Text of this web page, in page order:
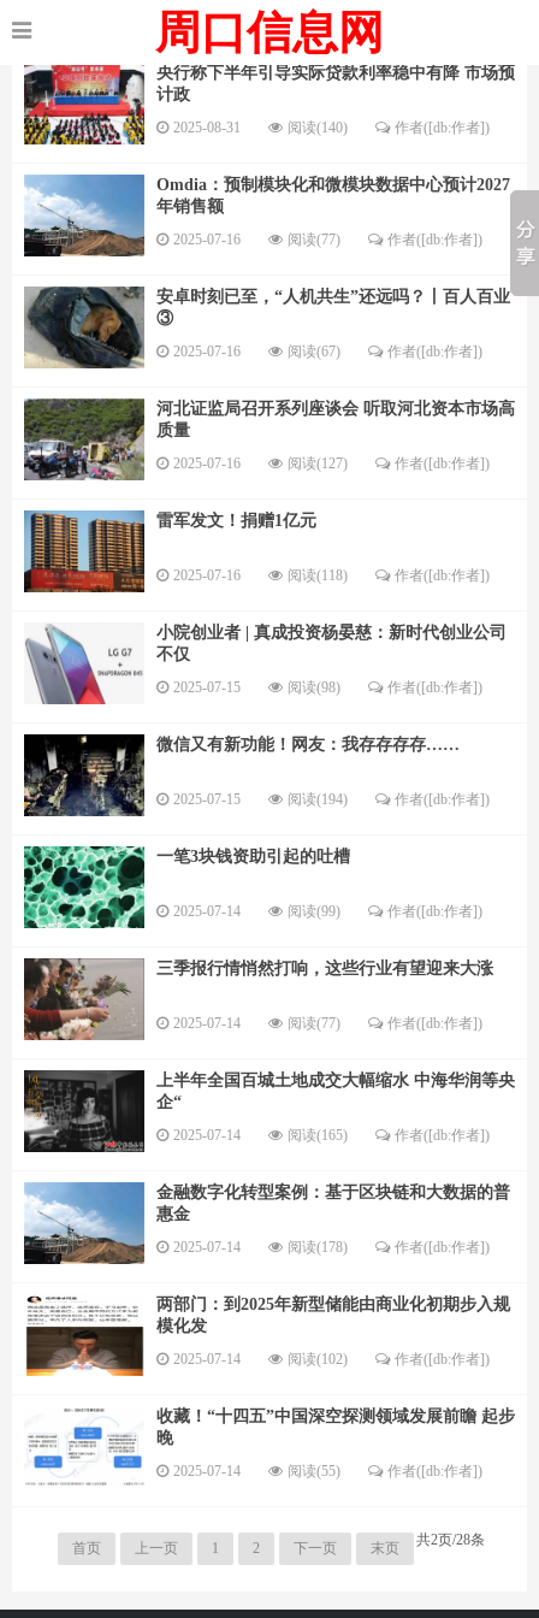
周口信息网
央行称下半年引导实际贷款利率稳中有降 市场预
计政
2025-08-31 阅读(140) 作者([db:作者])
Omdia：预制模块化和微模块数据中心预计2027
年销售额
2025-07-16 阅读(77) 作者([db:作者])
安卓时刻已至，“人机共生”还远吗？丨百人百业
③
2025-07-16 阅读(67) 作者([db:作者])
河北证监局召开系列座谈会 听取河北资本市场高
质量
2025-07-16 阅读(127) 作者([db:作者])
雷军发文！捐赠1亿元
2025-07-16 阅读(118) 作者([db:作者])
小院创业者 | 真成投资杨晏慈：新时代创业公司
不仅
2025-07-15 阅读(98) 作者([db:作者])
微信又有新功能！网友：我存存存存……
2025-07-15 阅读(194) 作者([db:作者])
一笔3块钱资助引起的吐槽
2025-07-14 阅读(99) 作者([db:作者])
三季报行情悄然打响，这些行业有望迎来大涨
2025-07-14 阅读(77) 作者([db:作者])
上半年全国百城土地成交大幅缩水 中海华润等央
企“
2025-07-14 阅读(165) 作者([db:作者])
金融数字化转型案例：基于区块链和大数据的普
惠金
2025-07-14 阅读(178) 作者([db:作者])
两部门：到2025年新型储能由商业化初期步入规
模化发
2025-07-14 阅读(102) 作者([db:作者])
收藏！“十四五”中国深空探测领域发展前瞻 起步
晚
2025-07-14 阅读(55) 作者([db:作者])
共2页/28条
首页 上一页 1 2 下一页 末页